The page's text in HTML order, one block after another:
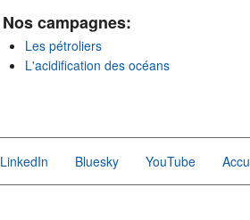
Nos campagnes:
Les pétroliers
L'acidification des océans
LinkedIn Bluesky YouTube